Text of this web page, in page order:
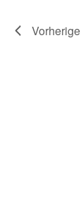
Vorherige